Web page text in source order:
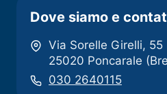
Dove siamo e
Via Sorelle Girelli, 55
25020 Poncarale
030 2640115